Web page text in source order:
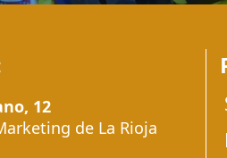
12
de La Rioja